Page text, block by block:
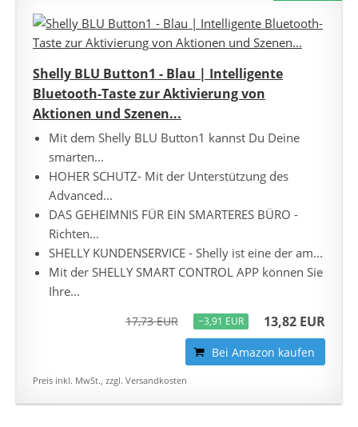
Shelly BLU Button1 - Blau | Intelligente
Bluetooth-Taste zur Aktivierung von
Aktionen und Szenen...
Mit dem Shelly BLU Button1 kannst Du Deine
smarten...
HOHER SCHUTZ- Mit der Unterstützung des
Advanced...
DAS GEHEIMNIS FÜR EIN SMARTERES BÜRO -
Richten...
SHELLY KUNDENSERVICE - Shelly ist eine der am...
Mit der SHELLY SMART CONTROL APP können Sie
Ihre...
17,73 EUR −3,91 EUR 13,82 EUR
Bei Amazon kaufen
Preis inkl. MwSt., zzgl. Versandkosten